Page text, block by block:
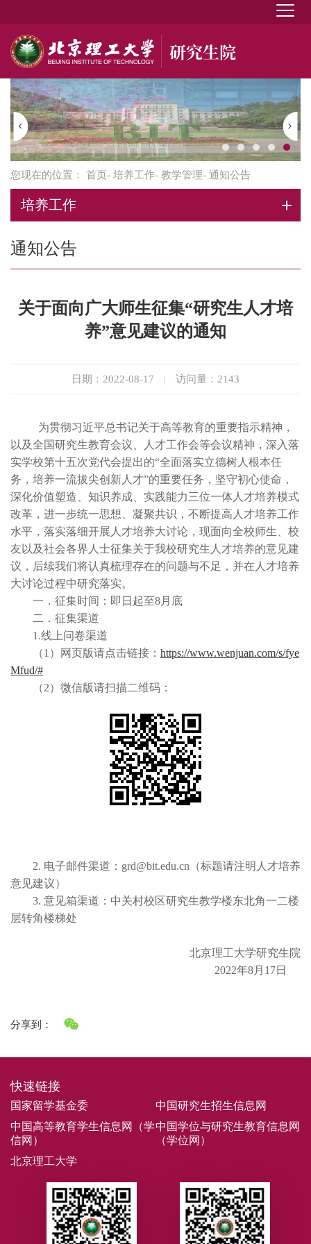
您现在的位置： 首页- 培养工作- 教学管理- 通知公告
培养工作
通知公告
关于面向广大师生征集“研究生人才培
养”意见建议的通知
日期：2022-08-17 | 访问量： 2143
为贯彻习近平总书记关于高等教育的重要指示精神，
以及全国研究生教育会议、人才工作会等会议精神，深入落
实学校第十五次党代会提出的“全面落实立德树人根本任
务，培养一流拔尖创新人才”的重要任务，坚守初心使命，
深化价值塑造、知识养成、实践能力三位一体人才培养模式
改革，进一步统一思想、凝聚共识，不断提高人才培养工作
水平，落实落细开展人才培养大讨论，现面向全校师生、校
友以及社会各界人士征集关于我校研究生人才培养的意见建
议，后续我们将认真梳理存在的问题与不足，并在人才培养
大讨论过程中研究落实。
一．征集时间：即日起至8月底
二．征集渠道
1.线上问卷渠道
（1）网页版请点击链接： https://www.wenjuan.com/s/fye
Mfud/#
（2）微信版请扫描二维码：
2. 电子邮件渠道：grd@bit.edu.cn（标题请注明人才培养
意见建议）
3. 意见箱渠道：中关村校区研究生教学楼东北角一二楼
层转角楼梯处
北京理工大学研究生院
2022年8月17日
分享到：
快速链接
国家留学基金委
中国研究生招生信息网
中国高等教育学生信息网（学
信网）
中国学位与研究生教育信息网
（学位网）
北京理工大学